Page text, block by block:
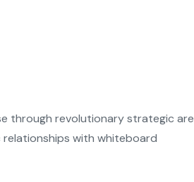
through revolutionary strategic are
with whiteboard